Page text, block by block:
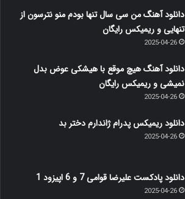
دانلود آهنگ من سی سال تنها بودم منو نترسون از
تنهایی و ریمیکس رایگان
2025-04-26
دانلود آهنگ هیچ موقع با هیشکی عوض بدل
نمیشی و ریمیکس رایگان
2025-04-26
دانلود ریمیکس پدرام ژاندارم دختر بد
2025-04-26
دانلود پادکست علیرضا قوامی 7 و 6 اپیزود 1
2025-04-26